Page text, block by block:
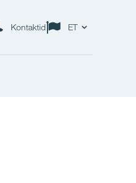
Kontaktid ET